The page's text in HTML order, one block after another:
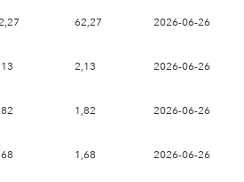
62,27 2026-06-26
2,13 2026-06-26
1,82 2026-06-26
1,68 2026-06-26